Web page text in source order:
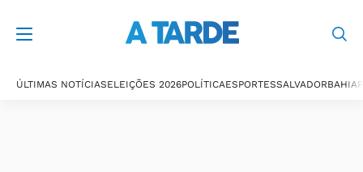
ÚLTIMAS NOTÍCIASELEIÇÕES 2026POLÍTICAESPORTESSALVADORBAHIA